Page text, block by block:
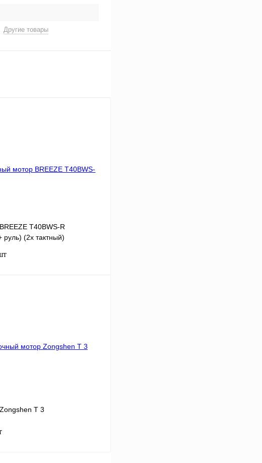
Другие товары
T40BWS-R
руль) (2х тактный)
T 3